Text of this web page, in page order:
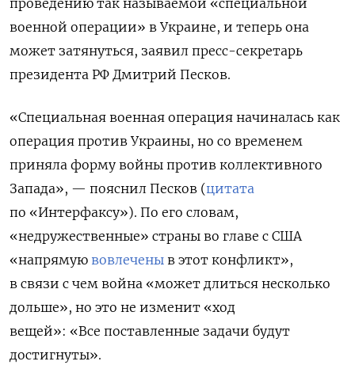
проведению так называемой «специальной
военной операции» в Украине, и теперь она
может затянуться, заявил пресс-секретарь
президента РФ Дмитрий Песков.
«Специальная военная операция начиналась как
операция против Украины, но со временем
приняла форму войны против коллективного
Запада», — пояснил Песков (цитата
по «Интерфаксу»). По его словам,
«недружественные» страны во главе с США
«напрямую вовлечены в этот конфликт»,
в связи с чем война «может длиться несколько
дольше», но это не изменит «ход
вещей»: «Все поставленные задачи будут
достигнуты».